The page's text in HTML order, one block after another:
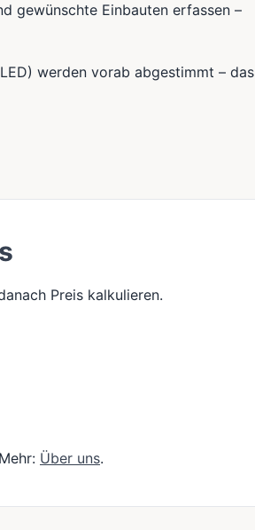
gewünschte Einbauten erfassen –
werden vorab abgestimmt – das
Preis kalkulieren.
Über uns.